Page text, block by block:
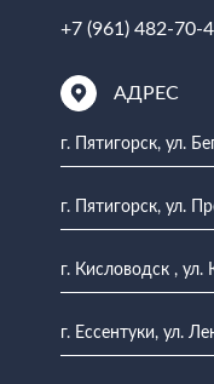
+7 (961) 482-70-
АДРЕС
г. Пятигорск, ул.
г. Пятигорск, ул.
г. Кисловодск ,
г. Ессентуки, ул.